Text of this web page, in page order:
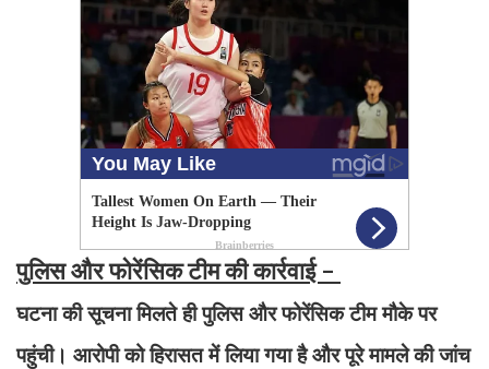
पुलिस और फोरेंसिक टीम की कार्रवाई -
घटना की सूचना मिलते ही पुलिस और फोरेंसिक टीम मौके पर
पहुंची। आरोपी को हिरासत में लिया गया है और पूरे मामले की जांच